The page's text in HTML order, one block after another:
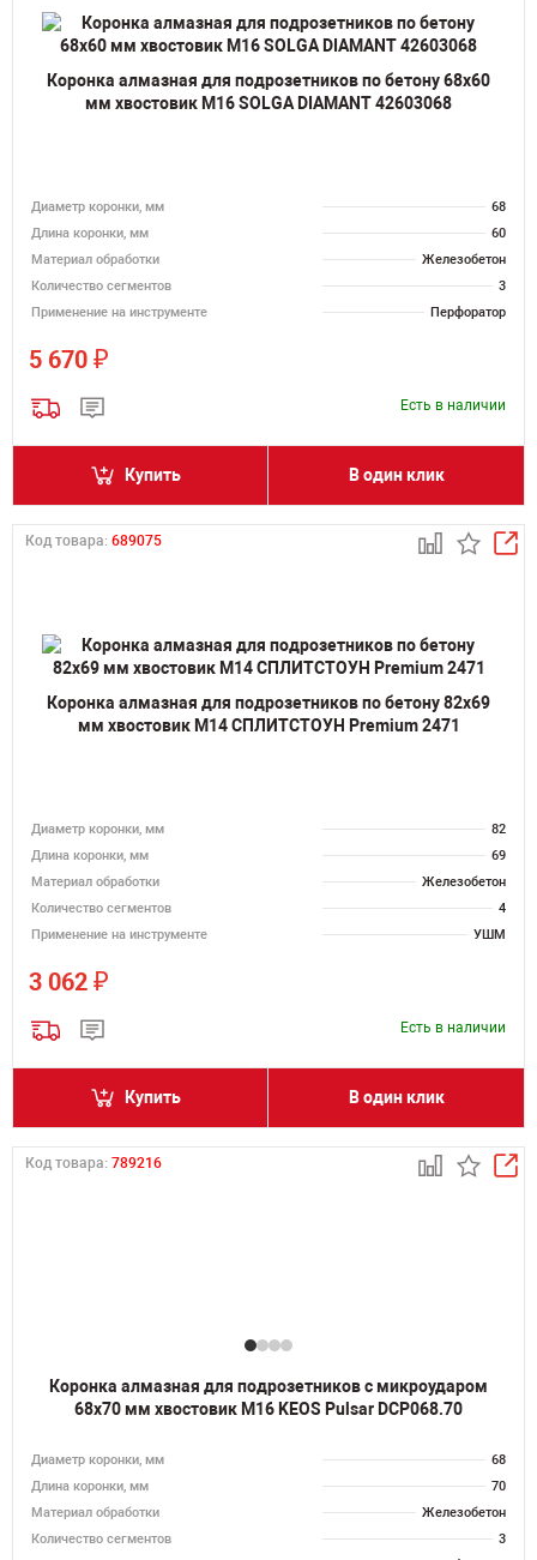
Коронка алмазная для подрозетников по бетону 68х60
мм хвостовик M16 SOLGA DIAMANT 42603068
Диаметр коронки, мм
68
Длина коронки, мм
60
Материал обработки
Железобетон
Количество сегментов
3
Применение на инструменте
Перфоратор
5 670 ₽
Есть в наличии
Купить В один клик
Код товара: 689075
Коронка алмазная для подрозетников по бетону 82х69
мм хвостовик M14 СПЛИТСТОУН Premium 2471
Диаметр коронки, мм
82
Длина коронки, мм
69
Материал обработки
Железобетон
Количество сегментов
4
Применение на инструменте
УШМ
3 062 ₽
Есть в наличии
Купить В один клик
Код товара: 789216
Коронка алмазная для подрозетников с микроударом
68х70 мм хвостовик M16 KEOS Pulsar DCP068.70
Диаметр коронки, мм
68
Длина коронки, мм
70
Материал обработки
Железобетон
Количество сегментов
3